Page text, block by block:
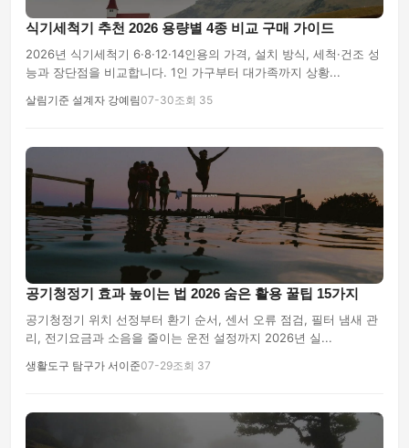
식기세척기 추천 2026 용량별 4종 비교 구매 가이드
2026년 식기세척기 6·8·12·14인용의 가격, 설치 방식, 세척·건조 성
능과 장단점을 비교합니다. 1인 가구부터 대가족까지 상황...
살림기준 설계자 강예림07-30조회 35
공기청정기 효과 높이는 법 2026 숨은 활용 꿀팁 15가지
공기청정기 위치 선정부터 환기 순서, 센서 오류 점검, 필터 냄새 관
리, 전기요금과 소음을 줄이는 운전 설정까지 2026년 실...
생활도구 탐구가 서이준07-29조회 37